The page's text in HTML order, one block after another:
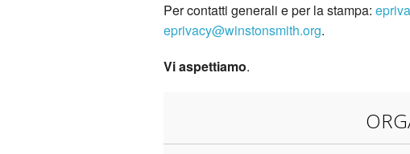
Per contatti generali e per la stampa:
eprivacy@winstonsmith.org.
Vi aspettiamo.